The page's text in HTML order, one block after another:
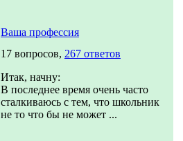
Ваша профессия
17 вопросов, 267 ответов
Итак, начну:
В последнее время очень часто
сталкиваюсь с тем, что школьник
не то что бы не может ...